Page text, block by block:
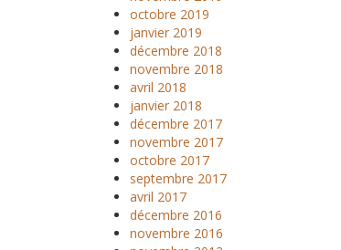
octobre 2019
janvier 2019
décembre 2018
novembre 2018
avril 2018
janvier 2018
décembre 2017
novembre 2017
octobre 2017
septembre 2017
avril 2017
décembre 2016
novembre 2016